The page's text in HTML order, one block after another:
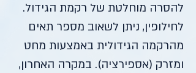
להסרה מוחלטת של רקמת הגידול.
לחילופין, ניתן לשאוב מספר תאים
מהרקמה הגידולית באמצעות מחט
ומזרק (אספירציה). במקרה האחרון,